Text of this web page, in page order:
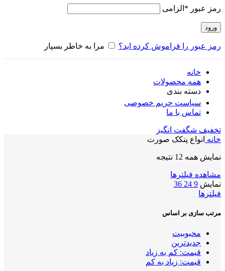
رمز عبور * الزامی
ورود
رمز عبور را فراموش کرده اید؟ مرا به خاطر بسپار
خانه
همه محصولات
دسته بندی
سیاست حریم خصوصی
تماس با ما
تخفیف شگفت انگیز
خانه انواع پنکک صورت
نمایش همه 12 نتیجه
مشاهده فیلترها
نمایش 9
24
36
فیلترها
مرتب سازی بر اساس
محبوبیت
جدیدترین
قیمت: کم به زیاد
قیمت: زیاد به کم